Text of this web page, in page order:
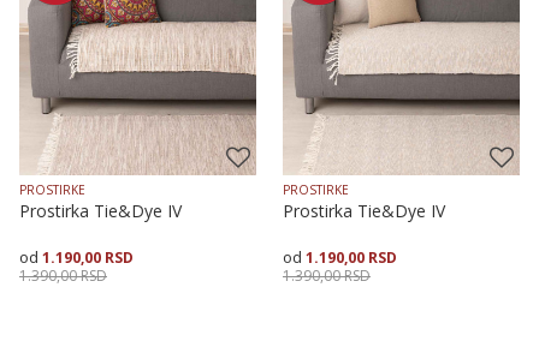
PROSTIRKE
Prostirka Tie&Dye IV
1.190,00 RSD
1.390,00RSD
PROSTIRKE
Prostirka Tie&Dye IV
1.190,00 RSD
1.390,00RSD